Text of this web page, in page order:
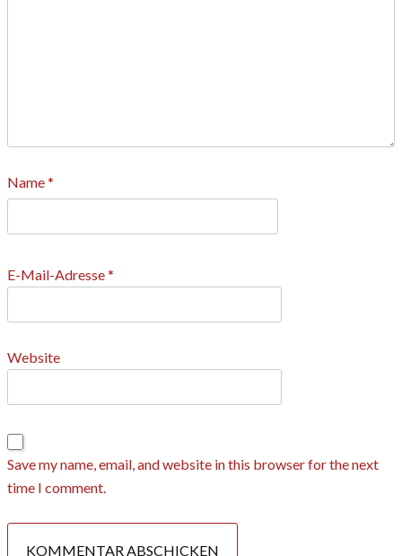
Name*
E-Mail-Adresse*
Website
Save my name, email, and website in this browser for the next
time I comment.